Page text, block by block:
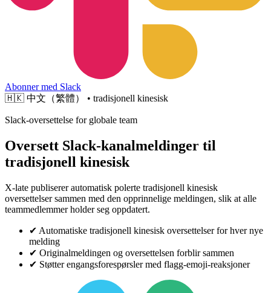
Abonner med Slack
🇭🇰 中文（繁體） • tradisjonell kinesisk
Slack-oversettelse for globale team
Oversett Slack-kanalmeldinger til
tradisjonell kinesisk
X-late publiserer automatisk polerte tradisjonell kinesisk
oversettelser sammen med den opprinnelige meldingen, slik at alle
teammedlemmer holder seg oppdatert.
✔ Automatiske tradisjonell kinesisk oversettelser for hver nye
melding
✔ Originalmeldingen og oversettelsen forblir sammen
✔ Støtter engangsforespørsler med flagg-emoji-reaksjoner